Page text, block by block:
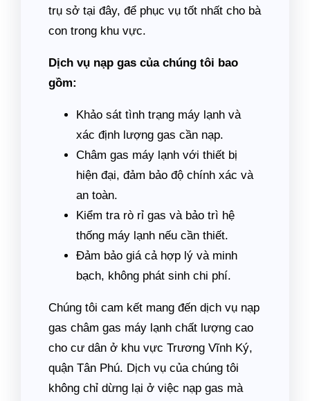
trụ sở tại đây, để phục vụ tốt nhất cho bà
con trong khu vực.
Dịch vụ nạp gas của chúng tôi bao
gồm:
Khảo sát tình trạng máy lạnh và
xác định lượng gas cần nạp.
Châm gas máy lạnh với thiết bị
hiện đại, đảm bảo độ chính xác và
an toàn.
Kiểm tra rò rỉ gas và bảo trì hệ
thống máy lạnh nếu cần thiết.
Đảm bảo giá cả hợp lý và minh
bạch, không phát sinh chi phí.
Chúng tôi cam kết mang đến dịch vụ nạp
gas châm gas máy lạnh chất lượng cao
cho cư dân ở khu vực Trương Vĩnh Ký,
quận Tân Phú. Dịch vụ của chúng tôi
không chỉ dừng lại ở việc nạp gas mà